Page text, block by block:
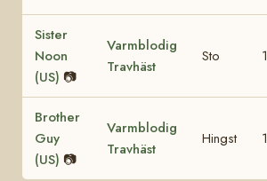
Sister
Noon
(US) 📷
Varmblodig
Travhäst
Sto
Brother
Guy
(US) 📷
Varmblodig
Travhäst
Hingst